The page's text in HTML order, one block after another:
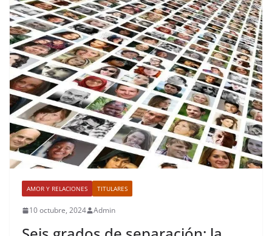
AMOR Y RELACIONES TITULARES
10 octubre, 2024 Admin